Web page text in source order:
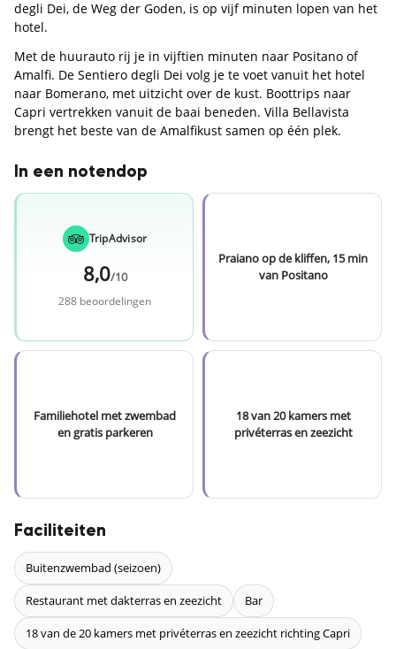
degli Dei, de Weg der Goden, is op vijf minuten lopen van het
hotel.
Met de huurauto rij je in vijftien minuten naar Positano of
Amalfi. De Sentiero degli Dei volg je te voet vanuit het hotel
naar Bomerano, met uitzicht over de kust. Boottrips naar
Capri vertrekken vanuit de baai beneden. Villa Bellavista
brengt het beste van de Amalfikust samen op één plek.
In een notendop
TripAdvisor
8,0/10
288 beoordelingen
Praiano op de kliffen, 15 min
van Positano
Familiehotel met zwembad
en gratis parkeren
18 van 20 kamers met
privéterras en zeezicht
Faciliteiten
Buitenzwembad (seizoen)
Restaurant met dakterras en zeezicht Bar
18 van de 20 kamers met privéterras en zeezicht richting Capri